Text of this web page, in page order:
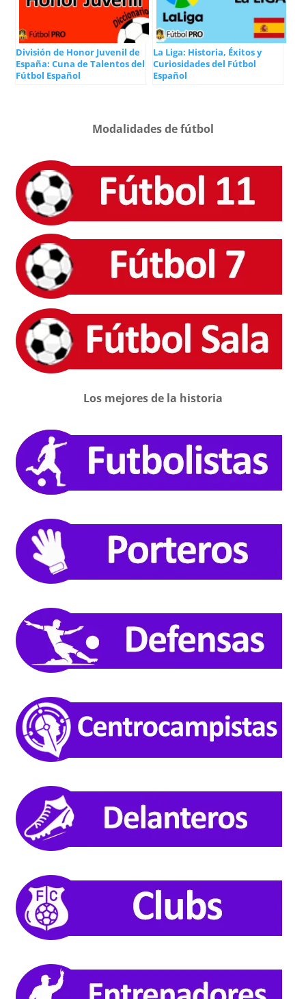
División de Honor Juvenil de
España: Cuna de Talentos del
Fútbol Español
La Liga: Historia, Éxitos y
Curiosidades del Fútbol
Español
Modalidades de fútbol
Los mejores de la historia